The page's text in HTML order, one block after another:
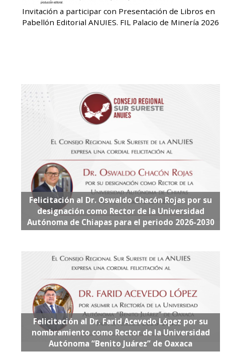
Invitación a participar con Presentación de Libros en
Pabellón Editorial ANUIES. FIL Palacio de Minería 2026
Felicitación al Dr. Oswaldo Chacón Rojas por su
designación como Rector de la Universidad
Autónoma de Chiapas para el periodo 2026-2030
Felicitación al Dr. Farid Acevedo López por su
nombramiento como Rector de la Universidad
Autónoma “Benito Juárez” de Oaxaca